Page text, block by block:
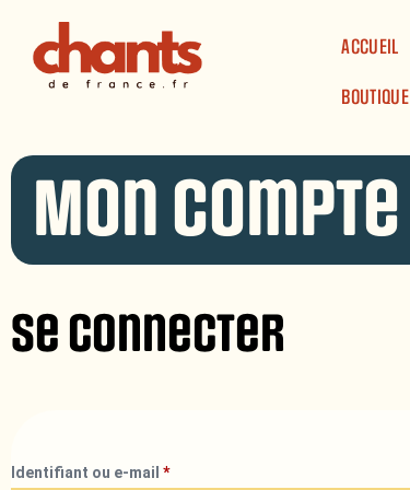
ACCUEIL
BOUTIQUE
Mon compte
Se connecter
Identifiant ou e-mail *